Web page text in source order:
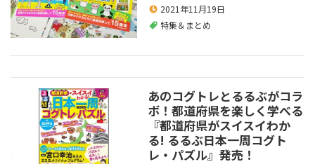
2021年11月19日
特集＆まとめ
あのコグトレとるるぶがコラ
ボ！都道府県を楽しく学べる
『都道府県がスイスイわか
る! るるぶ日本一周コグト
レ・パズル』発売！